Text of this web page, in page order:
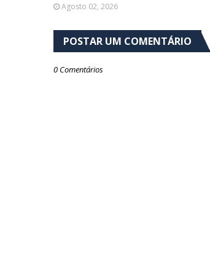
Agosto 02, 2026
POSTAR UM COMENTÁRIO
0 Comentários